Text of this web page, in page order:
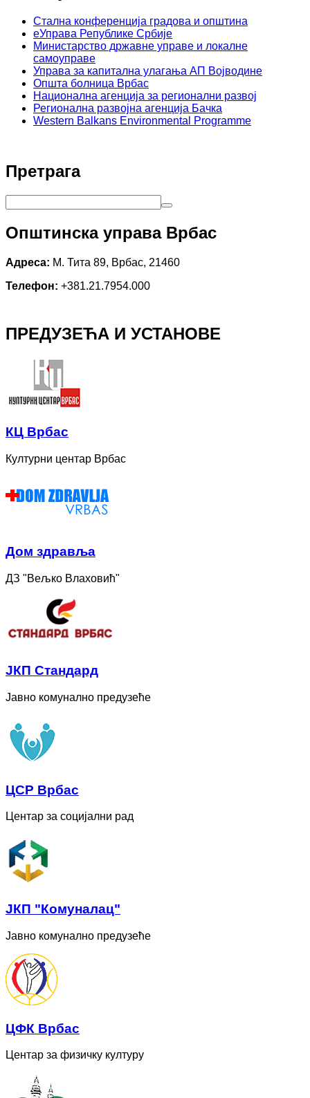
Стална конференција градова и општина
еУправа Републике Србије
Министарство државне управе и локалне
самоуправе
Управа за капитална улагања АП Војводине
Општа болница Врбас
Национална агенција за регионални развој
Регионална развојна агенција Бачка
Western Balkans Environmental Programme
Претрага
Општинска управа Врбас
Адреса: М. Тита 89, Врбас, 21460
Телефон: +381.21.7954.000
ПРЕДУЗЕЋА И УСТАНОВЕ
КЦ Врбас
Културни центар Врбас
Дом здравља
ДЗ "Вељко Влаховић"
ЈКП Стандард
Јавно комунално предузеће
ЦСР Врбас
Центар за социјални рад
ЈКП "Комуналац"
Јавно комунално предузеће
ЦФК Врбас
Центар за физичку културу